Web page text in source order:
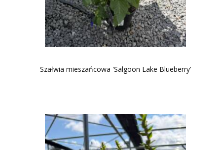
Szałwia mieszańcowa 'Salgoon Lake Blueberry’